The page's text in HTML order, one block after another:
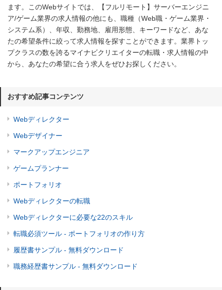
ます。このWebサイトでは、【フルリモート】サーバーエンジニ
ア/ゲーム業界の求人情報の他にも、職種（Web職・ゲーム業界・
システム系）、年収、勤務地、雇用形態、キーワードなど、あな
たの希望条件に絞って求人情報を探すことができます。業界トッ
プクラスの数を誇るマイナビクリエイターの転職・求人情報の中
から、あなたの希望に合う求人をぜひお探しください。
おすすめ記事コンテンツ
Webディレクター
Webデザイナー
マークアップエンジニア
ゲームプランナー
ポートフォリオ
Webディレクターの転職
Webディレクターに必要な22のスキル
転職必須ツール - ポートフォリオの作り方
履歴書サンプル - 無料ダウンロード
職務経歴書サンプル - 無料ダウンロード